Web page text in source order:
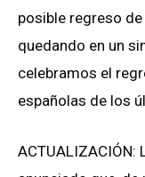
posible regreso de
quedando en un
celebramos el
españolas de los